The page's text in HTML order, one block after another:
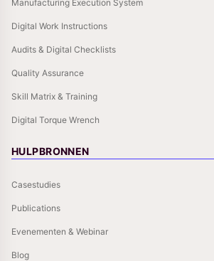
Manufacturing Execution System
Digital Work Instructions
Audits & Digital Checklists
Quality Assurance
Skill Matrix & Training
Digital Torque Wrench
HULPBRONNEN
Casestudies
Publications
Evenementen & Webinar
Blog